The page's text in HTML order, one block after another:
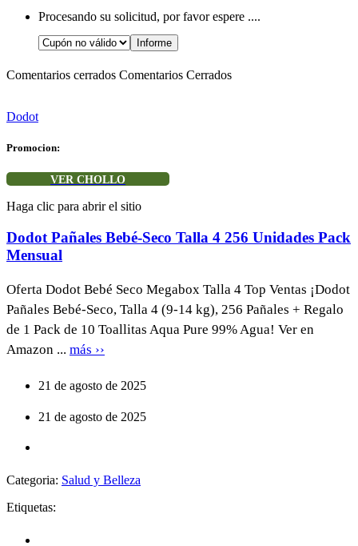
Procesando su solicitud, por favor espere ....
Comentarios cerrados Comentarios Cerrados
Dodot
Promocion:
VER CHOLLO
Haga clic para abrir el sitio
Dodot Pañales Bebé-Seco Talla 4 256 Unidades Pack
Mensual
Oferta Dodot Bebé Seco Megabox Talla 4 Top Ventas ¡Dodot
Pañales Bebé-Seco, Talla 4 (9-14 kg), 256 Pañales + Regalo
de 1 Pack de 10 Toallitas Aqua Pure 99% Agua! Ver en
Amazon ... más ››
21 de agosto de 2025
21 de agosto de 2025
Categoria: Salud y Belleza
Etiquetas: